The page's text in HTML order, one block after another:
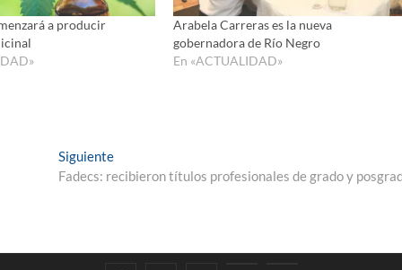
a producir
Arabela Carreras es la nueva
gobernadora de Río Negro
En «ACTUALIDAD»
SiguienteEntrada
siguiente:
Fadecs: recibieron títulos profesionales de grado y